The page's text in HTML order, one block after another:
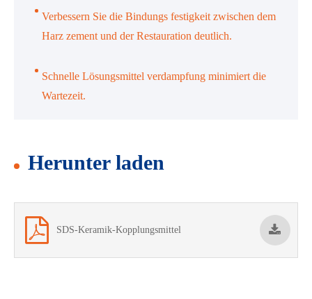
Verbessern Sie die Bindungs festigkeit zwischen dem
Harz zement und der Restauration deutlich.
Schnelle Lösungsmittel verdampfung minimiert die
Wartezeit.
Herunter laden
SDS-Keramik-Kopplungsmittel